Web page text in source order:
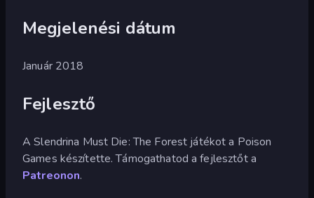
Megjelenési dátum
Január 2018
Fejlesztő
A Slendrina Must Die: The Forest játékot a Poison
Games készítette. Támogathatod a fejlesztőt a
Patreonon.